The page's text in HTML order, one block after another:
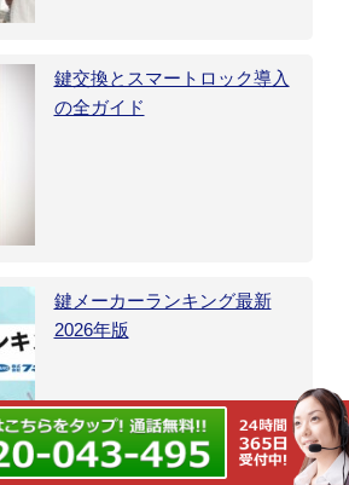
鍵交換とスマートロック導入
の全ガイド
鍵メーカーランキング最新
2026年版